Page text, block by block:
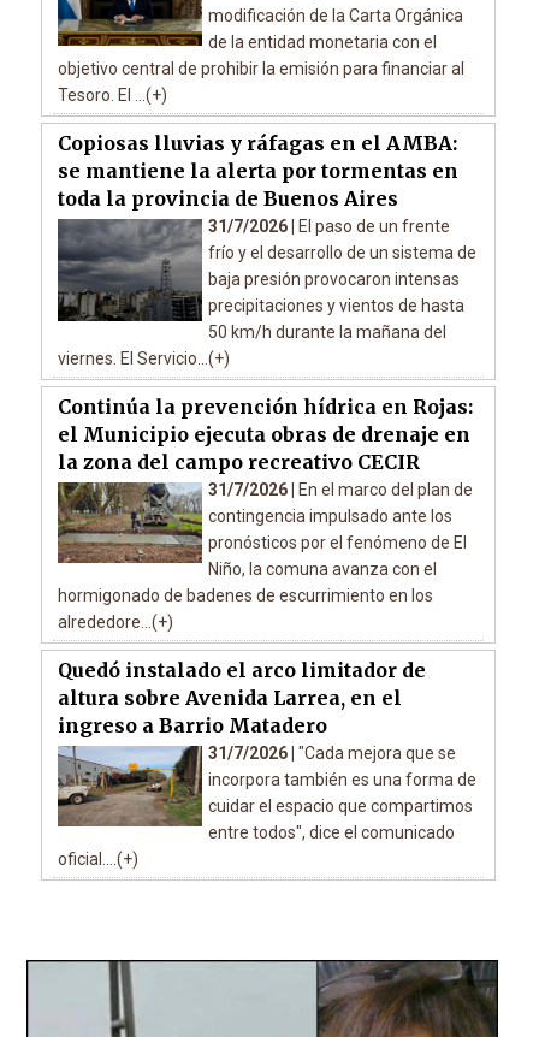
modificación de la Carta Orgánica
de la entidad monetaria con el
objetivo central de prohibir la emisión para financiar al
Tesoro. El ...(+)
Copiosas lluvias y ráfagas en el AMBA:
se mantiene la alerta por tormentas en
toda la provincia de Buenos Aires
31/7/2026 |
El paso de un frente
frío y el desarrollo de un sistema de
baja presión provocaron intensas
precipitaciones y vientos de hasta
50 km/h durante la mañana del
viernes. El Servicio...(+)
Continúa la prevención hídrica en Rojas:
el Municipio ejecuta obras de drenaje en
la zona del campo recreativo CECIR
31/7/2026 |
En el marco del plan de
contingencia impulsado ante los
pronósticos por el fenómeno de El
Niño, la comuna avanza con el
hormigonado de badenes de escurrimiento en los
alrededore...(+)
Quedó instalado el arco limitador de
altura sobre Avenida Larrea, en el
ingreso a Barrio Matadero
31/7/2026 | "Cada mejora que se
incorpora también es una forma de
cuidar el espacio que compartimos
entre todos", dice el comunicado
oficial....(+)